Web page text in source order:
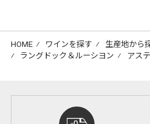
HOME ⁄ ワインを探す ⁄ 生産地から
⁄ ラングドック＆ルーシヨン ⁄ アス